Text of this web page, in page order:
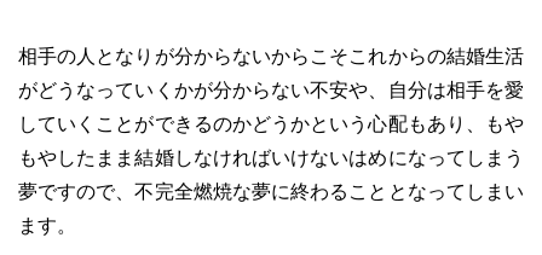
相手の人となりが分からないからこそこれからの結婚生活
がどうなっていくかが分からない不安や、自分は相手を愛
していくことができるのかどうかという心配もあり、もや
もやしたまま結婚しなければいけないはめになってしまう
夢ですので、不完全燃焼な夢に終わることとなってしまい
ます。